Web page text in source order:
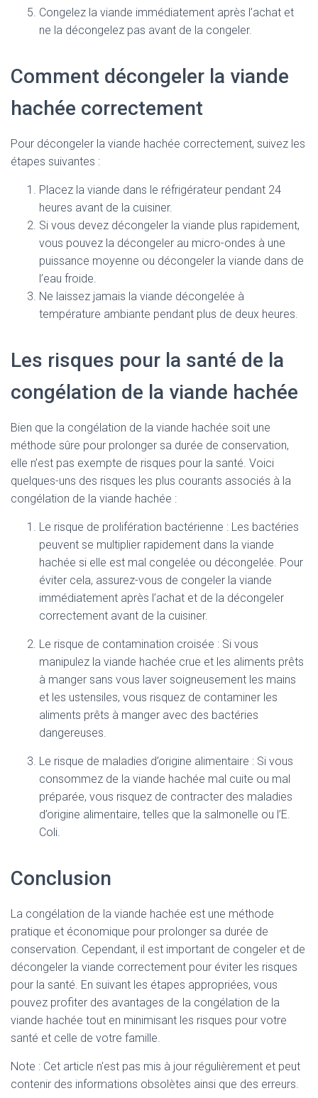
Congelez la viande immédiatement après l’achat et
ne la décongelez pas avant de la congeler.
Comment décongeler la viande
hachée correctement
Pour décongeler la viande hachée correctement, suivez les
étapes suivantes :
Placez la viande dans le réfrigérateur pendant 24
heures avant de la cuisiner.
Si vous devez décongeler la viande plus rapidement,
vous pouvez la décongeler au micro-ondes à une
puissance moyenne ou décongeler la viande dans de
l’eau froide.
Ne laissez jamais la viande décongelée à
température ambiante pendant plus de deux heures.
Les risques pour la santé de la
congélation de la viande hachée
Bien que la congélation de la viande hachée soit une
méthode sûre pour prolonger sa durée de conservation,
elle n’est pas exempte de risques pour la santé. Voici
quelques-uns des risques les plus courants associés à la
congélation de la viande hachée :
Le risque de prolifération bactérienne : Les bactéries
peuvent se multiplier rapidement dans la viande
hachée si elle est mal congelée ou décongelée. Pour
éviter cela, assurez-vous de congeler la viande
immédiatement après l’achat et de la décongeler
correctement avant de la cuisiner.
Le risque de contamination croisée : Si vous
manipulez la viande hachée crue et les aliments prêts
à manger sans vous laver soigneusement les mains
et les ustensiles, vous risquez de contaminer les
aliments prêts à manger avec des bactéries
dangereuses.
Le risque de maladies d’origine alimentaire : Si vous
consommez de la viande hachée mal cuite ou mal
préparée, vous risquez de contracter des maladies
d’origine alimentaire, telles que la salmonelle ou l’E.
Coli.
Conclusion
La congélation de la viande hachée est une méthode
pratique et économique pour prolonger sa durée de
conservation. Cependant, il est important de congeler et de
décongeler la viande correctement pour éviter les risques
pour la santé. En suivant les étapes appropriées, vous
pouvez profiter des avantages de la congélation de la
viande hachée tout en minimisant les risques pour votre
santé et celle de votre famille.
Note : Cet article n'est pas mis à jour régulièrement et peut
contenir des informations obsolètes ainsi que des erreurs.